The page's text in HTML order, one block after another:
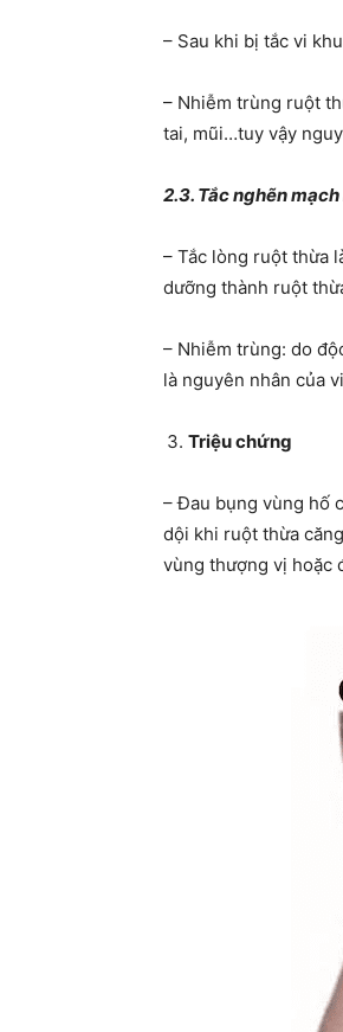
– Sau khi bị tắc vi
– Nhiễm trùng ruột
tai, mũi…tuy vậy
2.3. Tắc nghẽn
– Tắc lòng ruột thừa
dưỡng thành ruột
– Nhiễm trùng: do
là nguyên nhân của
Triệu chứng
– Đau bụng vùng hố
dội khi ruột thừa
vùng thượng vị hoặc